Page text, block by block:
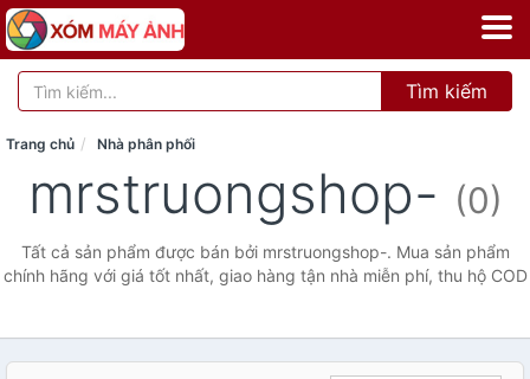
Tìm kiếm
Trang chủ Nhà phân phối
mrstruongshop- (0)
Tất cả sản phẩm được bán bởi mrstruongshop-. Mua sản phẩm
chính hãng với giá tốt nhất, giao hàng tận nhà miễn phí, thu hộ COD